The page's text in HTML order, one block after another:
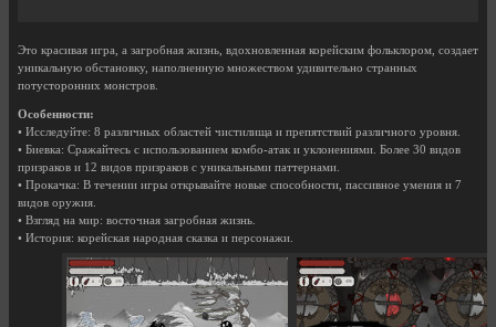
Это красивая игра, а загробная жизнь, вдохновленная корейским фольклором, создает
уникальную обстановку, наполненную множеством удивительно странных
потусторонних монстров.
Особенности:
• Исследуйте: 8 различных областей чистилища и препятствий различного уровня.
• Биевка: Сражайтесь с использованием комбо-атак и уклонениями. Более 30 видов
призраков и 12 видов призраков с уникальными паттернами.
• Прокачка: В течении игры открывайте новые способности, пассивное умения и 7
видов оружия.
• Взгляд на мир: восточная загробная жизнь.
• История: корейская народная сказка и персонажи.